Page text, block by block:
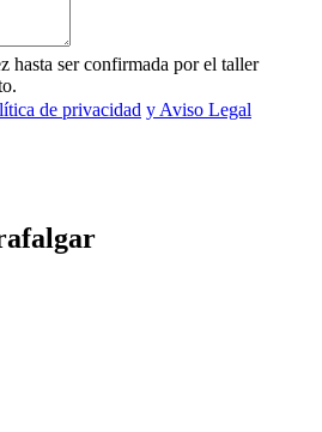
hasta ser confirmada por el taller
de privacidad y Aviso Legal